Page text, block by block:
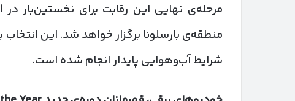
مرحله‌ی نهایی این رقابت برای نخستین‌بار در
منطقه‌ی بارسلونا برگزار خواهد شد. این
شرایط آب‌و‌هوایی پایدار انجام شده است.